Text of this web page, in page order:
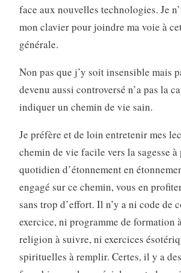
face aux nouvelles technologies. Je
mon clavier pour joindre ma voie à
générale.
Non pas que j’y soit insensible mais
devenu aussi controversé n’a pas la
indiquer un chemin de vie sain.
Je préfère et de loin entretenir mes
chemin de vie facile vers la sagesse
quotidien d’étonnement en
engagé sur ce chemin, vous en
sans trop d’effort. Il n’y a ni code de
exercice, ni programme de formation
religion à suivre, ni exercices
spirituelles à remplir. Certes, il y a